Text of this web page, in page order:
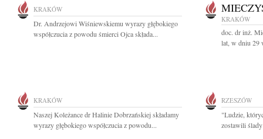
KRAKÓW
Dr. Andrzejowi Wiśniewskiemu wyrazy głębokiego
współczucia z powodu śmierci Ojca składa...
KRAKÓW
doc. dr inż.
lat, w dniu 29
KRAKÓW
Naszej Koleżance dr Halinie Dobrzańskiej składamy
wyrazy głębokiego współczucia z powodu...
RZESZÓW
"Ludzie,
zostawili